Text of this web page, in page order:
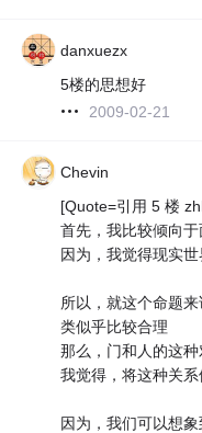
danxuezx
5楼的思想好
2009-02-21
Chevin
[Quote=引用 5 楼
首先，我比较倾向
因为，我觉得现实
所以，就这个命题
类似乎比较合理
那么，门和人的这
我觉得，将这种关
因为，我们可以想